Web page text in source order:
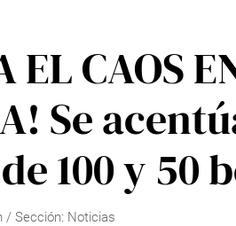
EL CAOS
Se
100 y 50
/ Sección: Noticias